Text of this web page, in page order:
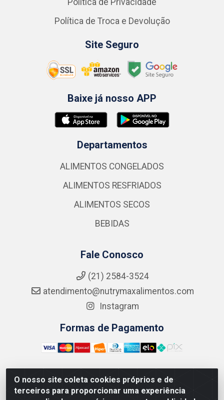
O nosso site coleta cookies próprios e de
terceiros para proporcionar uma experiência
Política de Troca e Devolução
Site Seguro
Baixe já nosso APP
Departamentos
ALIMENTOS CONGELADOS
ALIMENTOS RESFRIADOS
ALIMENTOS SECOS
BEBIDAS
Fale Conosco
(21) 2584-3524
atendimento@nutrymaxalimentos.com
Instagram
Formas de Pagamento
NUTRY MAX COMÉRCIO DE PRODUTOS ALIMENTICIOS
LTDA - RUA DO FEIJÃO, 721 PENHA CIRCULAR/RJ -